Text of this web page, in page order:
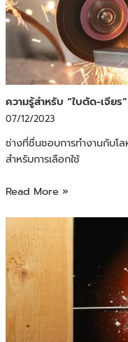
ความรู้สำหรับ “ใบตัด-เจียร
07/12/2023
ช่างที่ชื่นชอบการทำงานกับโล
สำหรับการเลือกใช้
Read More »